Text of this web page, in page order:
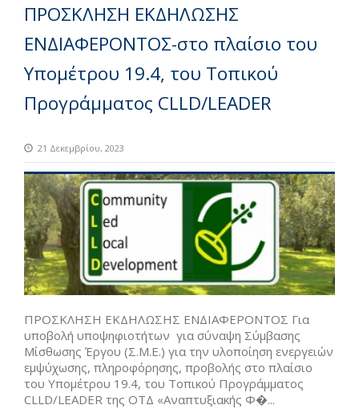
ΠΡΟΣΚΛΗΣΗ ΕΚΔΗΛΩΣΗΣ
ΕΝΔΙΑΦΕΡΟΝΤΟΣ-στο πλαίσιο του
Υπομέτρου 19.4, του Τοπικού
Προγράμματος CLLD/LEADER
21 Δεκεμβρίου, 2023
ΠΡΟΣΚΛΗΣΗ ΕΚΔΗΛΩΣΗΣ ΕΝΔΙΑΦΕΡΟΝΤΟΣ Για
υποβολή υποψηφιοτήτων για σύναψη Σύμβασης
Μίσθωσης Έργου (Σ.Μ.Ε.) για την υλοποίηση ενεργειών
εμψύχωσης, πληροφόρησης, προβολής στο πλαίσιο
του Υπομέτρου 19.4, του Τοπικού Προγράμματος
CLLD/LEADER της ΟΤΔ «Αναπτυξιακής Φ�...